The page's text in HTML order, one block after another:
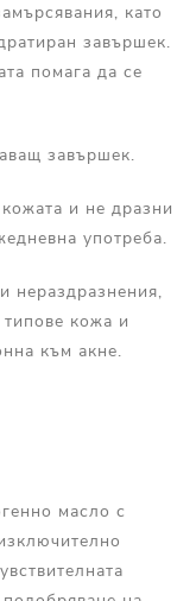
като
завършек.
помага да се
завършек.
и не дразни
употреба.
нераздразнения,
кожа и
към акне.
масло с